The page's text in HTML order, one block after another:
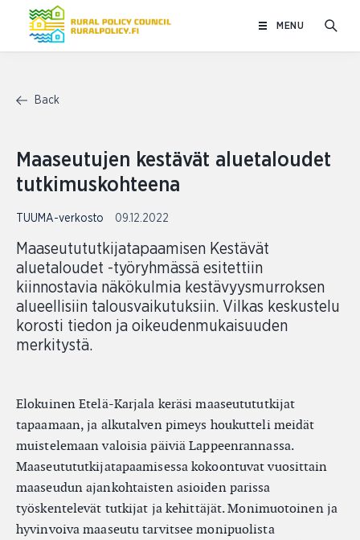
MENU
Back
Maaseutujen kestävät aluetaloudet
tutkimuskohteena
TUUMA-verkosto 09.12.2022
Maaseutututkijatapaamisen Kestävät
aluetaloudet -työryhmässä esitettiin
kiinnostavia näkökulmia kestävyysmurroksen
alueellisiin talousvaikutuksiin. Vilkas keskustelu
korosti tiedon ja oikeudenmukaisuuden
merkitystä.
Elokuinen Etelä-Karjala keräsi maaseutututkijat
tapaamaan, ja alkutalven pimeys houkutteli meidät
muistelemaan valoisia päiviä Lappeenrannassa.
Maaseutututkijatapaamisessa kokoontuvat vuosittain
maaseudun ajankohtaisten asioiden parissa
työskentelevät tutkijat ja kehittäjät. Monimuotoinen ja
hyvinvoiva maaseutu tarvitsee monipuolista